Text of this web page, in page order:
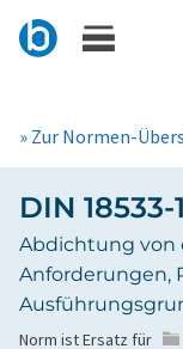
» Zur Normen-
DIN
Abdichtung von
Anforderungen,
Norm ist Ersatz für